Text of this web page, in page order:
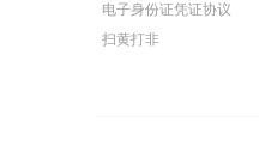
电子身份证凭证协议
扫黄打非